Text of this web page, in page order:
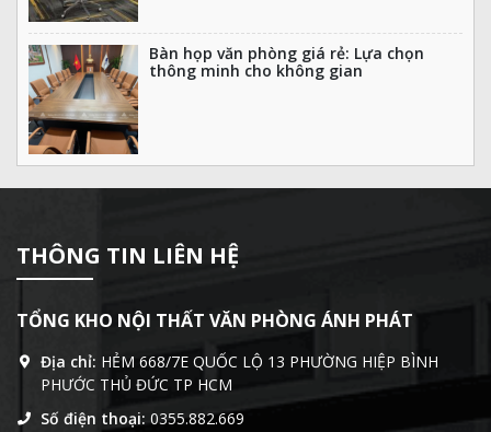
Bàn họp văn phòng giá rẻ: Lựa chọn
thông minh cho không gian
THÔNG TIN LIÊN HỆ
TỔNG KHO NỘI THẤT VĂN PHÒNG ÁNH PHÁT
Địa chỉ: HẺM 668/7E QUỐC LỘ 13 PHƯỜNG HIỆP BÌNH
PHƯỚC THỦ ĐỨC TP HCM
Số điện thoại: 0355.882.669